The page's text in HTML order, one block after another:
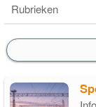
Rubrieken